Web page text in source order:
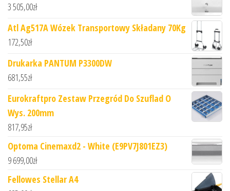
3 505,00zł
Atl Ag517A Wózek Transportowy Składany 70Kg
172,50zł
Drukarka PANTUM P3300DW
681,55zł
Eurokraftpro Zestaw Przegród Do Szuflad O
Wys. 200mm
817,95zł
Optoma Cinemaxd2 - White (E9PV7J801EZ3)
9 699,00zł
Fellowes Stellar A4